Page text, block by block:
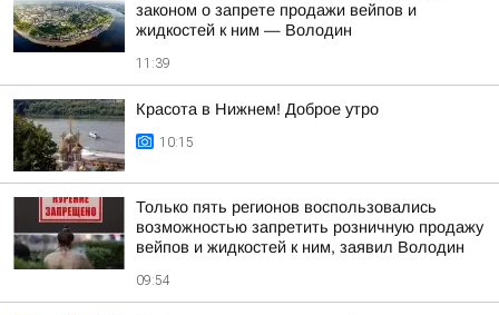
законом о запрете продажи вейпов и
жидкостей к ним — Володин
11:39
Красота в Нижнем! Доброе утро
10:15
Только пять регионов воспользовались
возможностью запретить розничную продажу
вейпов и жидкостей к ним, заявил Володин
09:54